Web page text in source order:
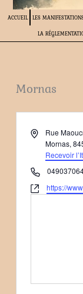
ACCUEIL LES
LA
Mornas
Adresse
Rue
Mornas,
Recevoir
Téléphone
Site
web
https://